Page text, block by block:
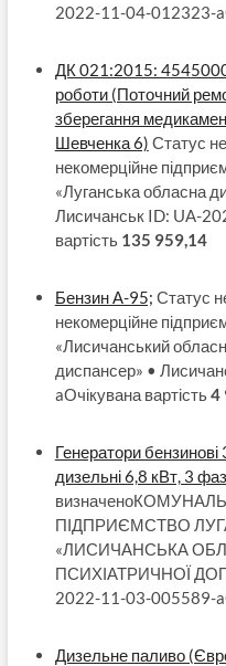
2022-11-04-012323-
ДК 021:2015:
роботи (Поточний
зберегання
Шевченка 6) Статус
некомерційне
«Луганська обласна
Лисичанськ ID: UA-
вартість135 959,14
Бензин А-95; Статус
некомерційне
«Лисичанський
диспансер» •
aОчікувана вартість4
Генератори
дизельні 6,8 кВт, 3
ПІДПРИЄМСТВО
«ЛИСИЧАНСЬКА
ПСИХІАТРИЧНОЇ
2022-11-03-005589-
Дизельне паливо